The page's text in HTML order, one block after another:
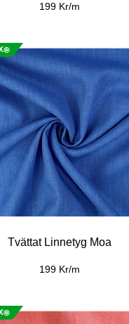
199 Kr/m
Tvättat Linnetyg Moa
199 Kr/m